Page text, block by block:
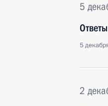
5
5
2